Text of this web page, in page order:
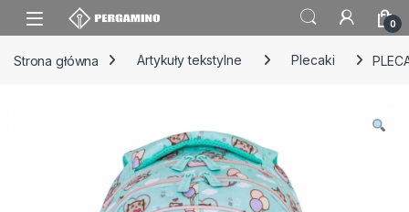
Skip to navigation
Skip to content
0
Strona główna Artykuły tekstylne Plecaki